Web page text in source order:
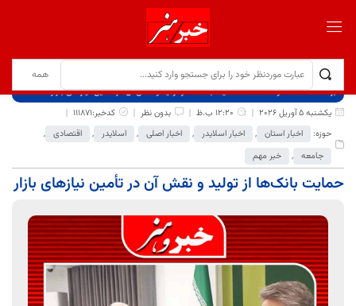
برگ نخست نوشته‌ها
حمایت بانک‌ها از تولید و نقش آن در تأمین نیازهای بازار
یکشنبه 5 آوریل 2026
12:20 ب.ظ بدون نظر
کدخبر:111871
حوزه:
اخبار استان , اخبار اسلایدر , اخبار اصلی , اسلایدر , اقتصادی ,
جامعه , خبر مهم
حمایت بانک‌ها از تولید و نقش آن در تأمین نیازهای بازار